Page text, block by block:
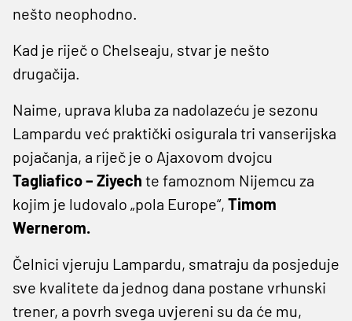
nešto neophodno.
Kad je riječ o Chelseaju, stvar je nešto
drugačija.
Naime, uprava kluba za nadolazeću je sezonu
Lampardu već praktički osigurala tri vanserijska
pojačanja, a riječ je o Ajaxovom dvojcu
Tagliafico – Ziyech te famoznom Nijemcu za
kojim je ludovalo „pola Europe“, Timom
Wernerom.
Čelnici vjeruju Lampardu, smatraju da posjeduje
sve kvalitete da jednog dana postane vrhunski
trener, a povrh svega uvjereni su da će mu,